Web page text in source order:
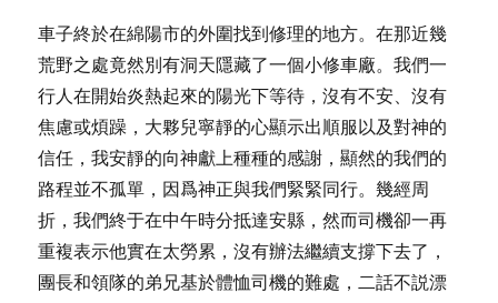
車子終於在綿陽市的外圍找到修理的地方。在那近幾
荒野之處竟然別有洞天隱藏了一個小修車廠。我們一
行人在開始炎熱起來的陽光下等待，沒有不安、沒有
焦慮或煩躁，大夥兒寧靜的心顯示出順服以及對神的
信任，我安靜的向神獻上種種的感謝，顯然的我們的
路程並不孤單，因爲神正與我們緊緊同行。幾經周
折，我們終于在中午時分抵達安縣，然而司機卻一再
重複表示他實在太勞累，沒有辦法繼續支撐下去了，
團長和領隊的弟兄基於體恤司機的難處，二話不説漂